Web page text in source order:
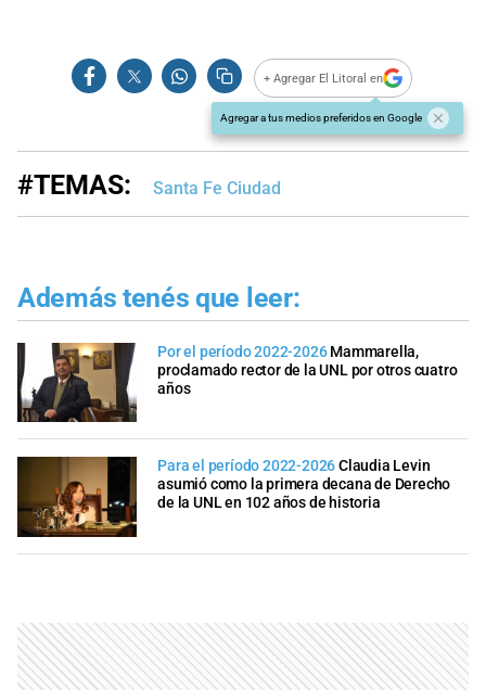
+ Agregar El Litoral en
Agregar a tus medios preferidos en Google
#TEMAS: Santa Fe Ciudad
Además tenés que leer:
Por el período 2022-2026 Mammarella,
proclamado rector de la UNL por otros cuatro
años
Para el período 2022-2026Claudia Levin
asumió como la primera decana de Derecho
de la UNL en 102 años de historia